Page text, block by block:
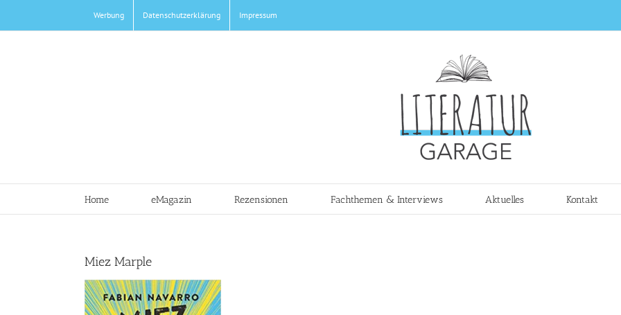
springen
Werbung Datenschutzerklärung Impressum
Home eMagazin Rezensionen Fachthemen & Interviews Aktuelles Kontakt
Miez Marple